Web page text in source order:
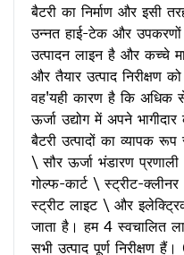
बैटरी का निर्माण और इसी
उन्नत हाई-टेक और उपकरणों
उत्पादन लाइन है और कच्चे
और तैयार उत्पाद निरीक्षण
वह'यही कारण है कि अधिक
ऊर्जा उद्योग में अपने
बैटरी उत्पादों का व्यापक
\ सौर ऊर्जा भंडारण
गोल्फ-कार्ट \ स्ट्रीट-
स्ट्रीट लाइट \ और
जाता है। हम 4 स्वचालित
सभी उत्पाद पूर्ण निरीक्षण